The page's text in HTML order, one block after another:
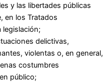
y las libertades públicas
en los Tratados
legislación;
delictivas,
violentas o, en general,
costumbres
público;